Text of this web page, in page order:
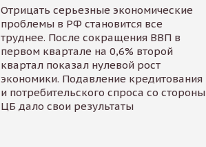
Отрицать серьезные экономические
проблемы в РФ становится все
труднее. После сокращения ВВП в
первом квартале на 0,6% второй
квартал показал нулевой рост
экономики. Подавление кредитования
и потребительского спроса со стороны
ЦБ дало свои результаты